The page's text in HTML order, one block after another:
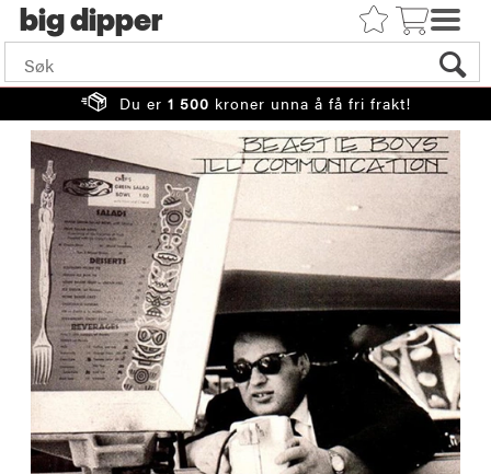
big
Du er 1 500 kroner unna å få fri frakt!